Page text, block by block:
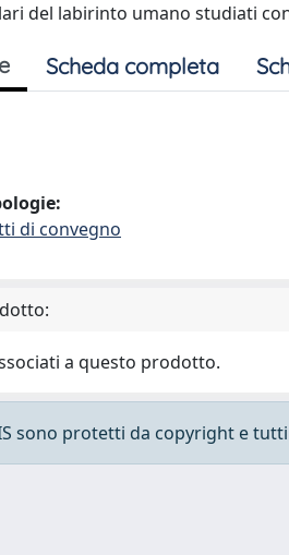
del labirinto umano studiati
Scheda completa
di convegno
a questo prodotto.
sono protetti da copyright e